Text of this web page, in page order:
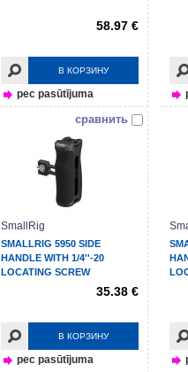
58.97 €
В КОРЗИНУ
pec pasūtījuma
сравнить
SmallRig
SMALLRIG 5950 SIDE
HANDLE WITH 1/4''-20
LOCATING SCREW
35.38 €
В КОРЗИНУ
pec pasūtījuma